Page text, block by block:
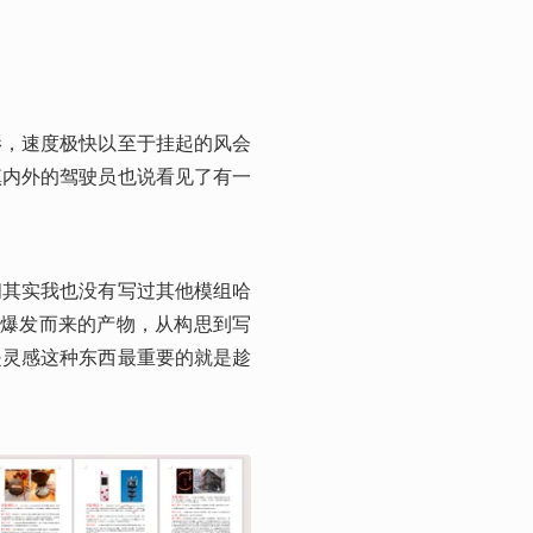
速度极快以至于挂起的风会
外的驾驶员也说看见了有一
实我也没有写过其他模组哈
发而来的产物，从构思到写
感这种东西最重要的就是趁